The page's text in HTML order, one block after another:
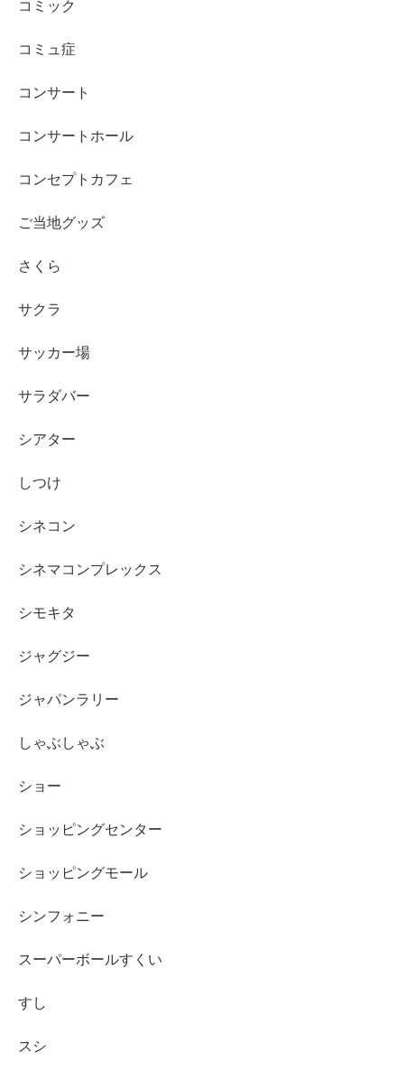
コミック
コミュ症
コンサート
コンサートホール
コンセプトカフェ
ご当地グッズ
さくら
サクラ
サッカー場
サラダバー
シアター
しつけ
シネコン
シネマコンプレックス
シモキタ
ジャグジー
ジャパンラリー
しゃぶしゃぶ
ショー
ショッピングセンター
ショッピングモール
シンフォニー
スーパーボールすくい
すし
スシ